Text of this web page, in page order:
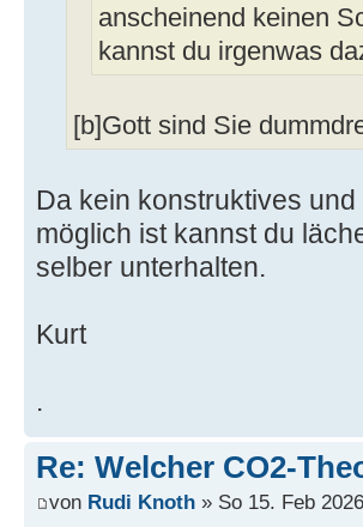
anscheinend keinen
kannst du irgenwas
[b]Gott sind Sie
Da kein konstruktives
möglich ist kannst du
selber unterhalten.
Kurt
.
Re: Welcher CO2-
von Rudi Knoth » So 15. Feb